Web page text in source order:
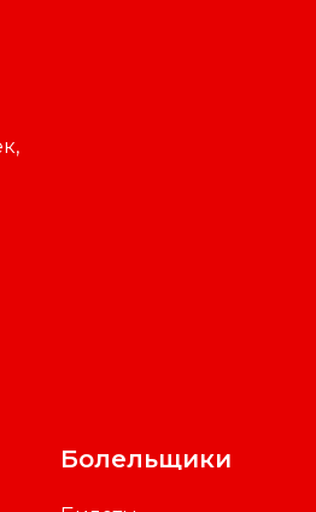
Болельщики